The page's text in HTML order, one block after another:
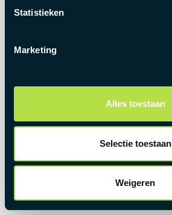
Statistieken
Marketing
Alles toestaan
Selectie toestaan
Weigeren